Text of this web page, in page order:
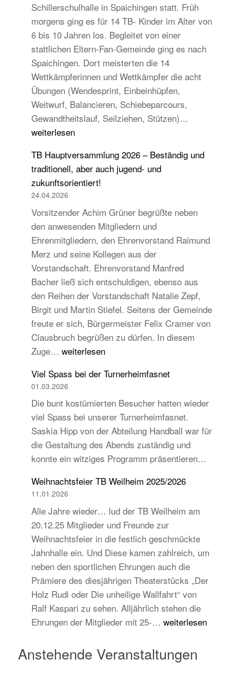
Schillerschulhalle in Spaichingen statt. Früh
morgens ging es für 14 TB- Kinder im Alter von
6 bis 10 Jahren los. Begleitet von einer
stattlichen Eltern-Fan-Gemeinde ging es nach
Spaichingen. Dort meisterten die 14
Wettkämpferinnen und Wettkämpfer die acht
Übungen (Wendesprint, Einbeinhüpfen,
Weitwurf, Balancieren, Schiebeparcours,
Gewandtheitslauf, Seilziehen, Stützen)…
beim
des
weiterlesen
TB Hauptversammlung 2026 – Beständig und
traditionell, aber auch jugend- und
zukunftsorientiert!
24.04.2026
Vorsitzender Achim Grüner begrüßte neben
den anwesenden Mitgliedern und
Ehrenmitgliedern, den Ehrenvorstand Raimund
Merz und seine Kollegen aus der
Vorstandschaft. Ehrenvorstand Manfred
Bacher ließ sich entschuldigen, ebenso aus
den Reihen der Vorstandschaft Natalie Zepf,
Birgit und Martin Stiefel. Seitens der Gemeinde
freute er sich, Bürgermeister Felix Cramer von
Clausbruch begrüßen zu dürfen. In diesem
Zuge… TB
2026
–
Beständig
und
traditionell,
aber
auch
jugend-
und
weiterlesen
Viel Spass bei der Turnerheimfasnet
01.03.2026
Die bunt kostümierten Besucher hatten wieder
viel Spass bei unserer Turnerheimfasnet.
Saskia Hipp von der Abteilung Handball war für
die Gestaltung des Abends zuständig und
konnte ein witziges Programm präsentieren…
Weihnachtsfeier TB Weilheim 2025/2026
11.01.2026
Alle Jahre wieder… lud der TB Weilheim am
20.12.25 Mitglieder und Freunde zur
Weihnachtsfeier in die festlich geschmückte
Jahnhalle ein. Und Diese kamen zahlreich, um
neben den sportlichen Ehrungen auch die
Prämiere des diesjährigen Theaterstücks „Der
Holz Rudi oder Die unheilige Wallfahrt“ von
Ralf Kaspari zu sehen. Alljährlich stehen die
Ehrungen der Mitglieder mit 25-… Weihnachtsfeier
2025/2026
weiterlesen
Anstehende Veranstaltungen